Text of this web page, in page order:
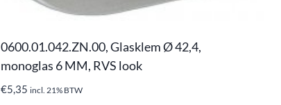
0600.01.042.ZN.00, Glasklem Ø 42,4,
monoglas 6 MM, RVS look
€5,35 incl. 21% BTW